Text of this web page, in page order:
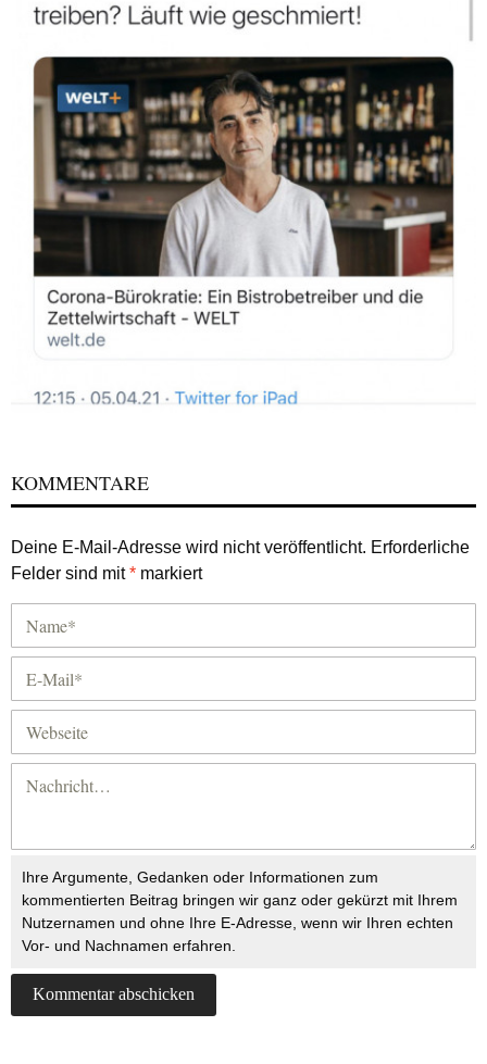
KOMMENTARE
Deine E-Mail-Adresse wird nicht veröffentlicht. Erforderliche
Felder sind mit* markiert
Ihre Argumente, Gedanken oder Informationen zum
kommentierten Beitrag bringen wir ganz oder gekürzt mit Ihrem
Nutzernamen und ohne Ihre E-Adresse, wenn wir Ihren echten
Vor- und Nachnamen erfahren.